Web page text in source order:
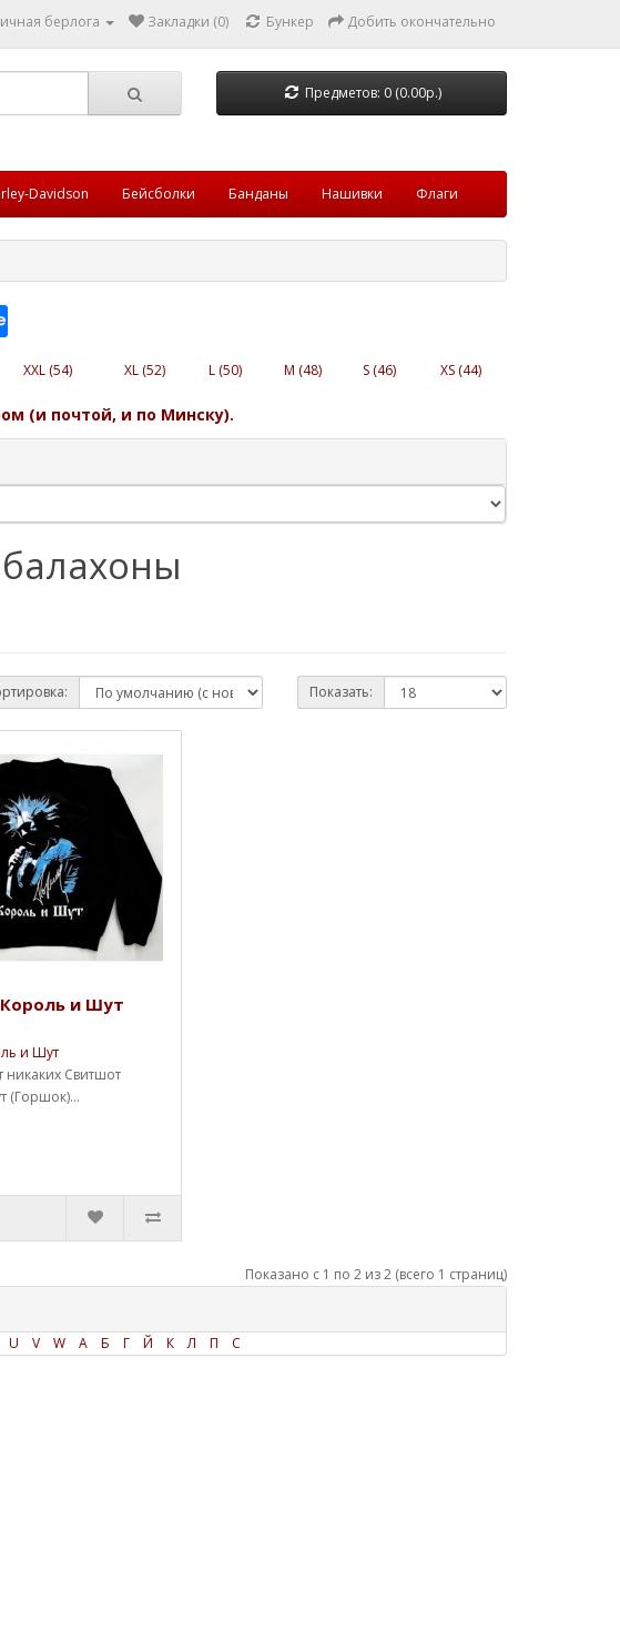
берлога Закладки (0) Бункер Добить окончательно
Предметов: 0 (0.00р.)
Davidson Бейсболки Банданы Нашивки Флаги
XXL (54) XL (52) L (50) M (48) S (46) XS (44)
(и почтой, и по Минску).
Показать:
и Шут
и Шут
никаких Свитшот
(Горшок)...
Показано с 1 по 2 из 2 (всего 1 страниц)
U V W А Б Г Й К Л П С